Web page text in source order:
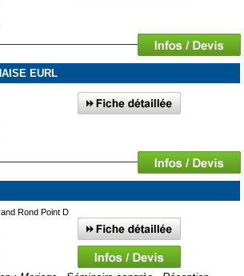
EURL
Rond Point D